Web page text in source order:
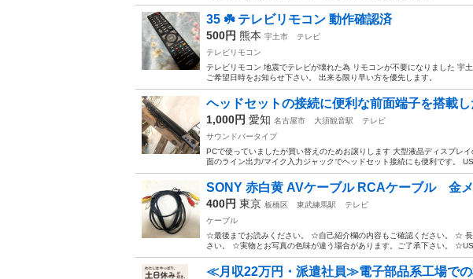
35 ☘️ テレビリモコン 動作確認済
500円 熊本 宇土市
テレビ
テレビリモコン
テレビリモコン 地震でテレビが壊れた為 リモコンが不要になりました 宇
ご希望日時をお知らせ下さい。 出来る限り早い方を優先します。
ヘッドセットの接続に便利な前面端子を搭載
1,000円 愛知 名古屋市 大須観音駅
テレビ
サウンドバータイプ
PCで使っていましたが買い替えのためお譲りします 大型液晶ディスプレ
面のライン出力/マイク入力ジャックでヘッドセット接続にも便利です。
SONY 赤白黄 AVケーブル RCAケーブル 金
400円 東京 板橋区 東武練馬駅
テレビ
ケーブル
☆最後までお読みください。 ☆自己紹介欄の内容もご確認ください。 ☆
さい。 ☆実物とお写真の色味が違う場合があります。ご了承下さい。
≪月収22万円・派遣社員≫電子部品系工場での